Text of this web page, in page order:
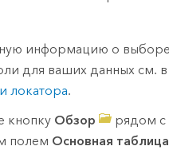
информацию о выборе
для ваших данных см. в
локатора.
кнопку Обзор
рядом с
полем Основная таблица